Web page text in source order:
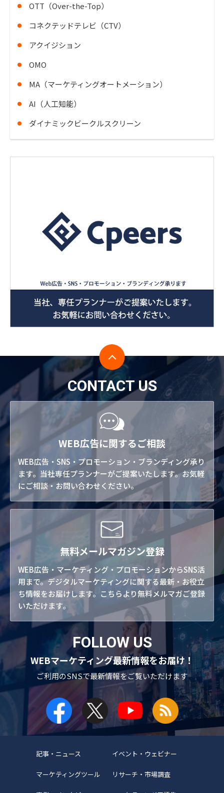
OTT（Over-the-Top）
コネクテッドテレビ（CTV）
アクイジション
OMO
MA（マーケティングオートメーション）
AI（人工知能）
ダイナミックビークルスクリーン
CONTACT US
WEB広告に関するご相談
WEB広告・SNS・プロモーション・ブランディング承り
ます。当社専任プランナーがご提案いたします。お気軽
にご相談・お問い合わせください。
無料メールマガジン登録
WEB広告・マーケティング・プロモーションからSNS活
用まで。デジタルマーケティングに関する最新・お役立
ち情報をお届けします。こちらより無料メルマガご登録
いただけます。
FOLLOW US
WEBマーケティング最新情報をお届け！
ご利用のSNSで最新情報をご覧いただけます
記事・ニュース イベント・ウェビナー
マーケティングツール リサーチ・市場調査